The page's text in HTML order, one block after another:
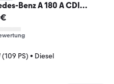
Benz A 180 A CDI
Langstreckenfahrzeug
PS) • Diesel